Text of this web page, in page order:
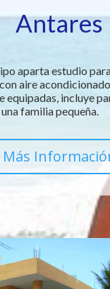
Antares
aparta estudio
aire acondicionado,
equipadas, incluye
familia pequeña.
Más